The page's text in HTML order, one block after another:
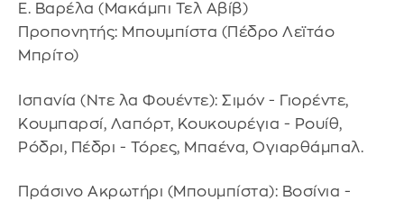
Ε. Βαρέλα (Μακάμπι Τελ Αβίβ)
Προπονητής: Μπουμπίστα (Πέδρο Λεϊτάο
Μπρίτο)
Ισπανία (Ντε λα Φουέντε): Σιμόν - Γιορέντε,
Κουμπαρσί, Λαπόρτ, Κουκουρέγια - Ρουίθ,
Ρόδρι, Πέδρι - Τόρες, Μπαένα, Ογιαρθάμπαλ.
Πράσινο Ακρωτήρι (Μπουμπίστα): Βοσίνια -